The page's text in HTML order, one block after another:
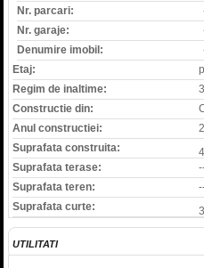
Nr. parcari:
Nr. garaje:
Denumire imobil:
Etaj:
Regim de inaltime:
Constructie din:
Anul constructiei:
Suprafata construita:
Suprafata terase:
Suprafata teren:
Suprafata curte:
UTILITATI